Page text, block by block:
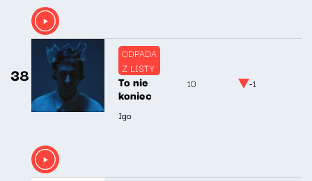
38
ODPADA
Z LISTY
To nie
koniec
Igo
10 -1